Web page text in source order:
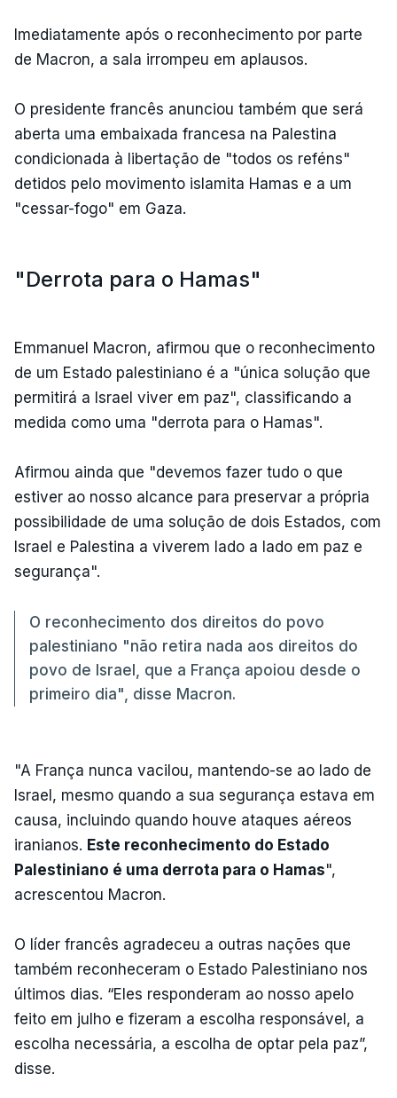
Imediatamente após o reconhecimento por parte
de Macron, a sala irrompeu em aplausos.
O presidente francês anunciou também que será
aberta uma embaixada francesa na Palestina
condicionada à libertação de "todos os reféns"
detidos pelo movimento islamita Hamas e a um
"cessar-fogo" em Gaza.
"Derrota para o Hamas"
Emmanuel Macron, afirmou que o reconhecimento
de um Estado palestiniano é a "única solução que
permitirá a Israel viver em paz", classificando a
medida como uma "derrota para o Hamas".
Afirmou ainda que "devemos fazer tudo o que
estiver ao nosso alcance para preservar a própria
possibilidade de uma solução de dois Estados, com
Israel e Palestina a viverem lado a lado em paz e
segurança".
O reconhecimento dos direitos do povo
palestiniano "não retira nada aos direitos do
povo de Israel, que a França apoiou desde o
primeiro dia", disse Macron.
"A França nunca vacilou, mantendo-se ao lado de
Israel, mesmo quando a sua segurança estava em
causa, incluindo quando houve ataques aéreos
iranianos. Este reconhecimento do Estado
Palestiniano é uma derrota para o Hamas",
acrescentou Macron.
O líder francês agradeceu a outras nações que
também reconheceram o Estado Palestiniano nos
últimos dias. “Eles responderam ao nosso apelo
feito em julho e fizeram a escolha responsável, a
escolha necessária, a escolha de optar pela paz”,
disse.